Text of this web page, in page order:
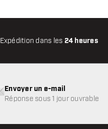
Expédition dans les 24 heures
Envoyer un e-mail
Réponse sous 1 jour ouvrable